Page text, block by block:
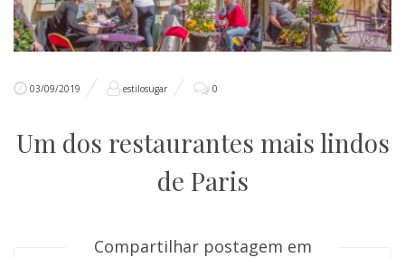
03/09/2019 estilosugar 0
Um dos restaurantes mais lindos
de Paris
Compartilhar postagem em